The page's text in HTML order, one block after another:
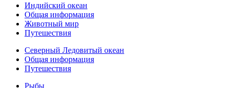
Индийский океан
Общая информация
Животный мир
Путешествия
Северный Ледовитый океан
Общая информация
Путешествия
Рыбы